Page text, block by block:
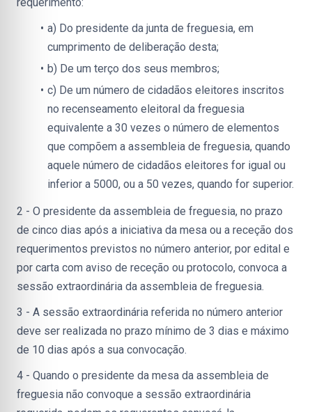
a) Do presidente da junta de freguesia, em
cumprimento de deliberação desta;
b) De um terço dos seus membros;
c) De um número de cidadãos eleitores inscritos
no recenseamento eleitoral da freguesia
equivalente a 30 vezes o número de elementos
que compõem a assembleia de freguesia, quando
aquele número de cidadãos eleitores for igual ou
inferior a 5000, ou a 50 vezes, quando for superior.
2 - O presidente da assembleia de freguesia, no prazo
de cinco dias após a iniciativa da mesa ou a receção dos
requerimentos previstos no número anterior, por edital e
por carta com aviso de receção ou protocolo, convoca a
sessão extraordinária da assembleia de freguesia.
3 - A sessão extraordinária referida no número anterior
deve ser realizada no prazo mínimo de 3 dias e máximo
de 10 dias após a sua convocação.
4 - Quando o presidente da mesa da assembleia de
freguesia não convoque a sessão extraordinária